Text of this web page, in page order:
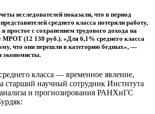
исследователей показали, что в период
среднего класса потеряли работу,
простое с сохранением трудового дохода на
(12 130 руб.). «Для 6,1% среднего класса
что они перешли в категорию бедных», —
экономисты.
класса — временное явление,
старший научный сотрудник Института
и прогнозирования РАНХиГС